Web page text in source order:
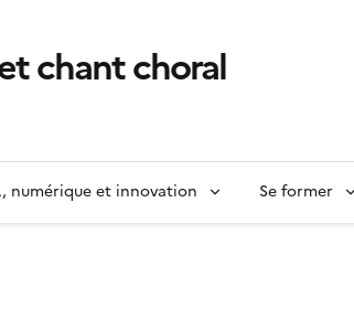
chant choral
numérique et innovation Se former